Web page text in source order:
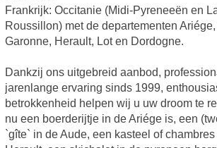
Frankrijk: Occitanie (Midi-Pyreneeën en
Roussillon) met de departementen
Garonne, Herault, Lot en Dordogne.
Dankzij ons uitgebreid aanbod,
jarenlange ervaring sinds 1999,
betrokkenheid helpen wij u uw droom te
nu een boerderijtje in de Ariége is, een
`gîte` in de Aude, een kasteel of